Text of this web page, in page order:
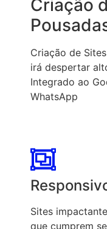
Criação
Criação de
irá despertar
Integrado ao
WhatsApp
Sites
que cumprem